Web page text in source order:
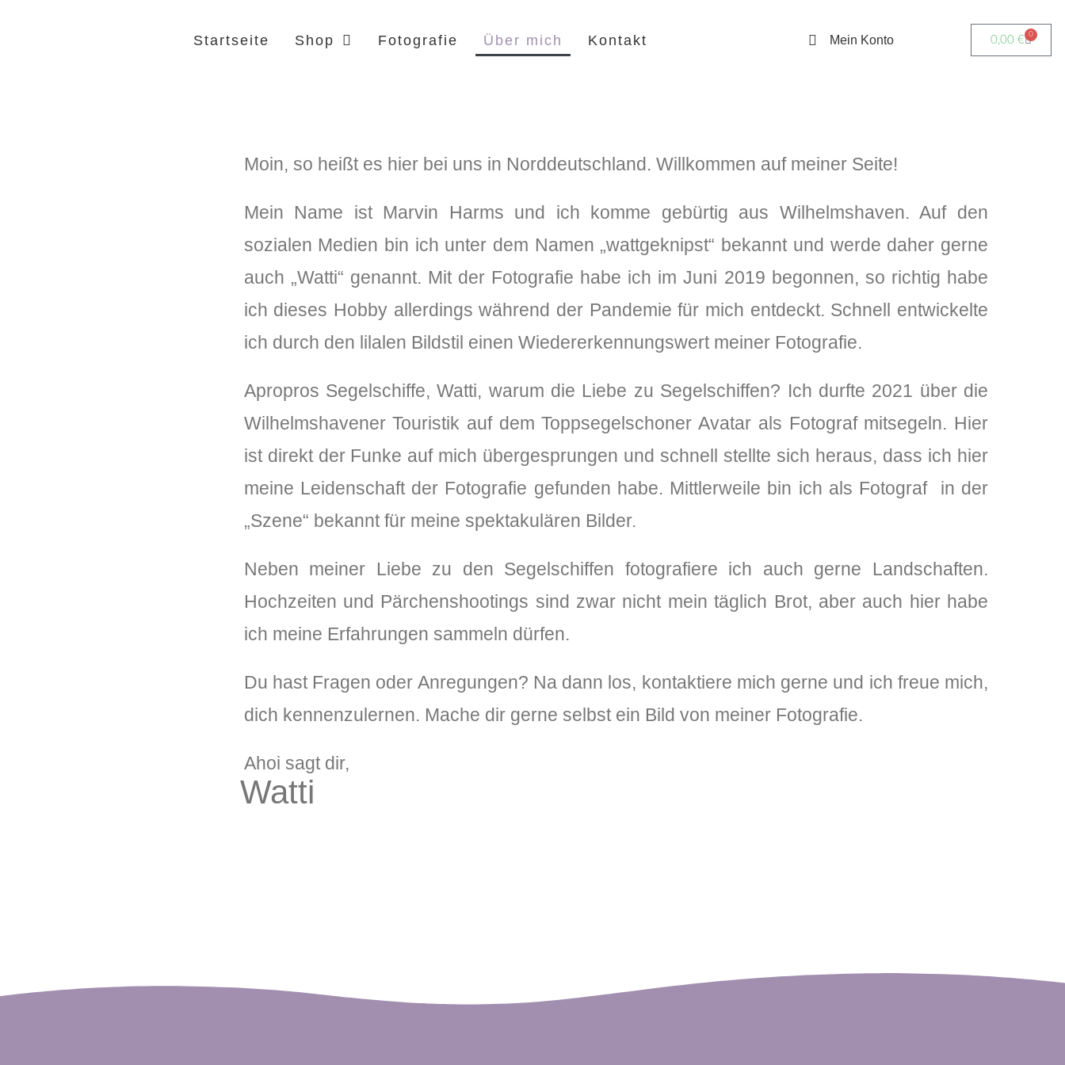
Startseite Shop Fotografie Über mich Kontakt Mein Konto 0,00 € 0
Moin, so heißt es hier bei uns in Norddeutschland. Willkommen auf meiner Seite!
Mein Name ist Marvin Harms und ich komme gebürtig aus Wilhelmshaven. Auf den
sozialen Medien bin ich unter dem Namen „wattgeknipst“ bekannt und werde daher gerne
auch „Watti“ genannt. Mit der Fotografie habe ich im Juni 2019 begonnen, so richtig habe
ich dieses Hobby allerdings während der Pandemie für mich entdeckt. Schnell entwickelte
ich durch den lilalen Bildstil einen Wiedererkennungswert meiner Fotografie.
Apropros Segelschiffe, Watti, warum die Liebe zu Segelschiffen? Ich durfte 2021 über die
Wilhelmshavener Touristik auf dem Toppsegelschoner Avatar als Fotograf mitsegeln. Hier
ist direkt der Funke auf mich übergesprungen und schnell stellte sich heraus, dass ich hier
meine Leidenschaft der Fotografie gefunden habe. Mittlerweile bin ich als Fotograf in der
„Szene“ bekannt für meine spektakulären Bilder.
Neben meiner Liebe zu den Segelschiffen fotografiere ich auch gerne Landschaften.
Hochzeiten und Pärchenshootings sind zwar nicht mein täglich Brot, aber auch hier habe
ich meine Erfahrungen sammeln dürfen.
Du hast Fragen oder Anregungen? Na dann los, kontaktiere mich gerne und ich freue mich,
dich kennenzulernen. Mache dir gerne selbst ein Bild von meiner Fotografie.
Ahoi sagt dir,
Watti